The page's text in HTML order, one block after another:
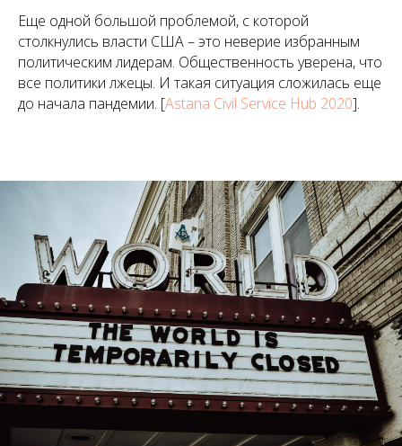
Еще одной большой проблемой, с которой
столкнулись власти США – это неверие избранным
политическим лидерам. Общественность уверена, что
все политики лжецы. И такая ситуация сложилась еще
до начала пандемии. [Astana Civil Service Hub 2020].